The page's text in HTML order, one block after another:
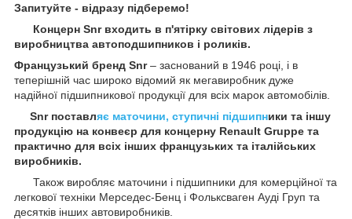
Запитуйте - відразу підберемо!
Концерн Snr входить в п'ятірку світових лідерів з
виробництва автоподшипников і роликів.
Французький бренд Snr– заснований в 1946 році, і в
теперішній час широко відомий як мегавиробник дуже
надійної підшипникової продукції для всіх марок автомобілів.
Snr поставляє маточини, ступичні підшипники та іншу
продукцію на конвеєр для концерну Renault Gruppe та
практично для всіх інших французьких та італійських
виробників.
Також виробляє маточини і підшипники для комерційної та
легкової техніки Мерседес-Бенц і Фольксваген Ауді Груп та
десятків інших автовиробників.